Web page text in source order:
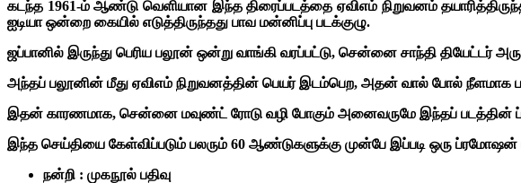
கடந்த 1961-ம் ஆண்டு வெளியான இந்த திரைப்படத்தை ஏவிஎம் நிறுவனம்
ஐடியா ஒன்றை கையில் எடுத்திருந்தது பாவ மன்னிப்பு படக்குழு.
ஜப்பானில் இருந்து பெரிய பலூன் ஒன்று வாங்கி வரப்பட்டு, சென்னை சாந்தி தியேட்டர்
அந்தப் பலூனின் மீது ஏவிஎம் நிறுவனத்தின் பெயர் இடம்பெற, அதன் வால் போல் நீளமாக
இதன் காரணமாக, சென்னை மவுண்ட் ரோடு வழி போகும் அனைவருமே இந்தப் படத்தின்
இந்த செய்தியை கேள்விப்படும் பலரும் 60 ஆண்டுகளுக்கு முன்பே இப்படி ஒரு
நன்றி : முகநூல் பதிவு